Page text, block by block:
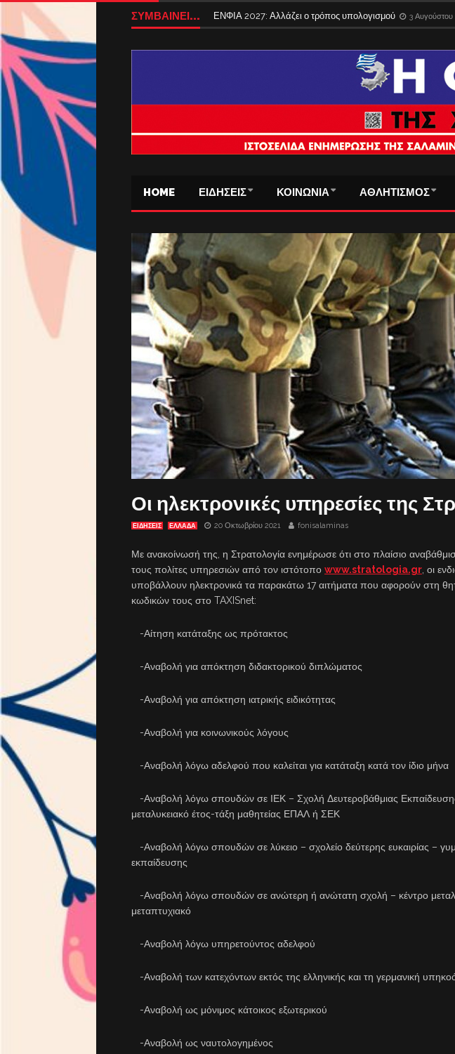
ΣΥΜΒΑΙΝΕΙ... ΕΝΦΙΑ 2027: Αλλάζει ο τρόπος υπολογισμού 3 Αυγούστου
HOME ΕΙΔΗΣΕΙΣ ΚΟΙΝΩΝΙΑ ΑΘΛΗΤΙΣΜΟΣ
Οι ηλεκτρονικές υπηρεσίες της
ΕΙΔΗΣΕΙΣ ΕΛΛΑΔΑ 20 Οκτωβρίου 2021 fonisalaminas
Με ανακοίνωσή της, η Στρατολογία ενημέρωσε ότι στο πλαίσιο
τους πολίτες υπηρεσιών από τον ιστότοπο www.stratologia.gr , οι
υποβάλλουν ηλεκτρονικά τα παρακάτω 17 αιτήματα που αφορούν στη
κωδικών τους στο TAXISnet:
-Αίτηση κατάταξης ως πρότακτος
-Αναβολή για απόκτηση διδακτορικού διπλώματος
-Αναβολή για απόκτηση ιατρικής ειδικότητας
-Αναβολή για κοινωνικούς λόγους
-Αναβολή λόγω αδελφού που καλείται για κατάταξη κατά τον ίδιο μήνα
-Αναβολή λόγω σπουδών σε ΙΕΚ – Σχολή Δευτεροβάθμιας
μεταλυκειακό έτος-τάξη μαθητείας ΕΠΑΛ ή ΣΕΚ
-Αναβολή λόγω σπουδών σε λύκειο – σχολείο δεύτερης ευκαιρίας –
εκπαίδευσης
-Αναβολή λόγω σπουδών σε ανώτερη ή ανώτατη σχολή – κέντρο
μεταπτυχιακό
-Αναβολή λόγω υπηρετούντος αδελφού
-Αναβολή των κατεχόντων εκτός της ελληνικής και τη γερμανική
-Αναβολή ως μόνιμος κάτοικος εξωτερικού
-Αναβολή ως ναυτολογημένος